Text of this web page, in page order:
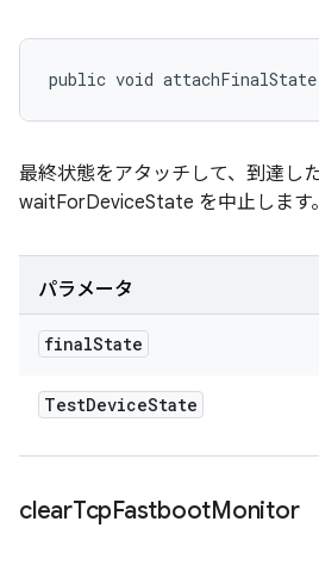
public void
最終状態をアタッチして、到達し
waitForDeviceState を中止します。
パラメータ
finalState
TestDeviceState
clearTcpFastbootMonitor